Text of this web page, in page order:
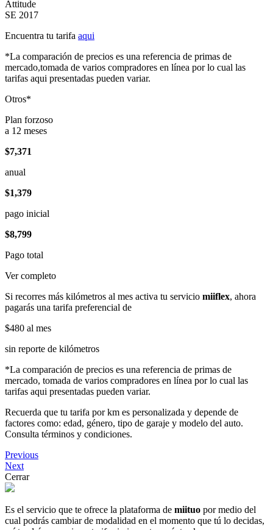
Attitude
SE 2017
Encuentra tu tarifa aqui
*La comparación de precios es una referencia de primas de
mercado,tomada de varios compradores en línea por lo cual las
tarifas aqui presentadas pueden variar.
Otros*
Plan forzoso
a 12 meses
$7,371
anual
$1,379
pago inicial
$8,799
Pago total
Ver completo
Si recorres más kilómetros al mes activa tu servicio miiflex, ahora
pagarás una tarifa preferencial de
$480 al mes
sin reporte de kilómetros
*La comparación de precios es una referencia de primas de
mercado, tomada de varios compradores en línea por lo cual las
tarifas aqui presentadas pueden variar.
Recuerda que tu tarifa por km es personalizada y depende de
factores como: edad, género, tipo de garaje y modelo del auto.
Consulta términos y condiciones.
Previous
Next
Cerrar
Es el servicio que te ofrece la plataforma de miituo por medio del
cual podrás cambiar de modalidad en el momento que tú lo decidas,